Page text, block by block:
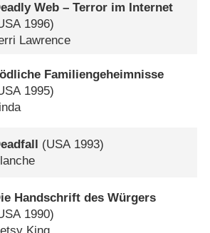
Web – Terror im Internet
1996)
Lawrence
Familiengeheimnisse
1995)
(USA1993)
Handschrift des Würgers
1990)